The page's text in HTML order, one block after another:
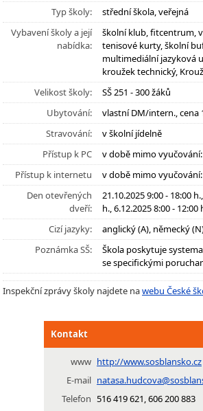
Typ školy:
střední škola, veřejná
Vybavení školy a její
nabídka:
školní klub, fitcentrum,
tenisové kurty, školní
multimediální jazyková
kroužek technický,
Velikost školy:
SŠ 251 - 300 žáků
Ubytování:
vlastní DM/intern., cena
Stravování:
v školní jídelně
Přístup k PC
v době mimo
Přístup k internetu
v době mimo
Den otevřených
dveří:
21.10.2025 9:00 - 18:00
h., 6.12.2025 8:00 - 12:00
Cizí jazyky:
anglický (A), německý
Poznámka SŠ:
Škola poskytuje
se specifickými
Inspekční zprávy školy najdete nawebu České
Kontakt
www http://www.sosblansko.cz
E-mail
Telefon 516 419 621, 606 200 883